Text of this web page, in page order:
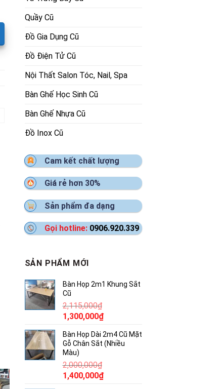
Quầy Cũ
Đồ Gia Dụng Cũ
Đồ Điện Tử Cũ
Nội Thất Salon Tóc, Nail, Spa
Bàn Ghế Học Sinh Cũ
Bàn Ghế Nhựa Cũ
Đồ Inox Cũ
Cam kết chất lượng
Giá rẻ hơn 30%
Sản phẩm đa dạng
Gọi hotline: 0906.920.339
SẢN PHẨM MỚI
Bàn Họp 2m1 Khung Sắt
Cũ
2,115,000₫
Giá
là:
2,115,000₫.
1,300,000₫Giá
tại
là:
Bàn Họp Dài 2m4 Cũ Mặt
Gỗ Chân Sắt (Nhiều
Màu)
2,000,000₫
Giá
1,400,000₫Giá